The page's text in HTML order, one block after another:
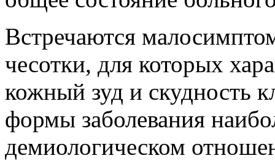
Встречаются
чесотки, для ко­торых
кожный зуд и скудность
формы заболевания
демиологическом